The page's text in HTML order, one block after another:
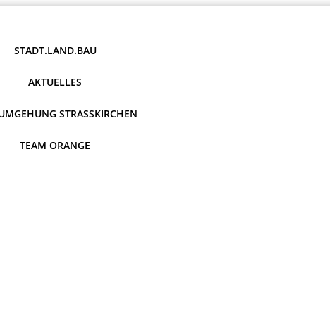
STADT.LAND.BAU
AKTUELLES
STRASSKIRCHEN
TEAM ORANGE